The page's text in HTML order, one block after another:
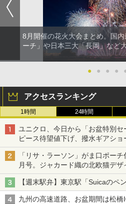
8月開催の花火大会まとめ。国
ーチ」や日本三大「長岡」など
● ● ● ●
アクセスランキング
1時間 24時間
ユニクロ、今日から「お盆特別
ピース待望値下げ、撥水ギアシ
「リサ・ラーソン」がま口ポー
月号。ジャカード織の北欧猫デザ
【週末駅弁】東京駅「Suicaのペ
九州の高速道路、お盆期間は松